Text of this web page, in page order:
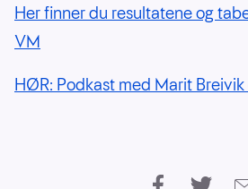
Her finner du resultatene og
VM
HØR: Podkast med Marit Breivik